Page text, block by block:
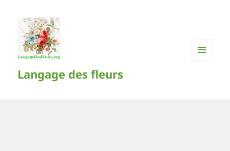
Langage des fleurs